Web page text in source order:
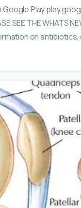
Google Play
SEE THE WHATS
on